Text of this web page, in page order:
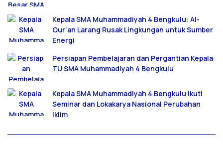
Kepala SMA Muhammadiyah 4 Bengkulu: Al-
Qur’an Larang Rusak Lingkungan untuk Sumber
Energi
Persiapan Pembelajaran dan Pergantian Kepala
TU SMA Muhammadiyah 4 Bengkulu
Kepala SMA Muhammadiyah 4 Bengkulu Ikuti
Seminar dan Lokakarya Nasional Perubahan
Iklim